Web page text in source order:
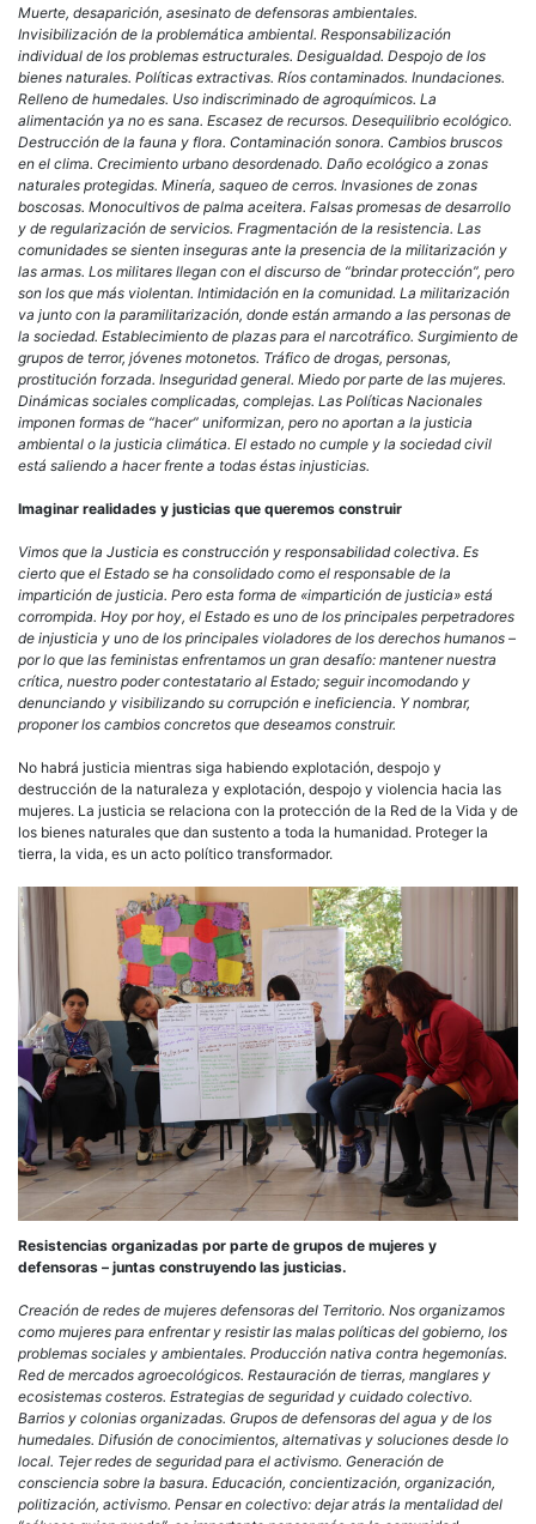
Muerte, desaparición, asesinato de defensoras ambientales.
Invisibilización de la problemática ambiental. Responsabilización
individual de los problemas estructurales. Desigualdad. Despojo de los
bienes naturales. Políticas extractivas. Ríos contaminados. Inundaciones.
Relleno de humedales. Uso indiscriminado de agroquímicos. La
alimentación ya no es sana. Escasez de recursos. Desequilibrio ecológico.
Destrucción de la fauna y flora. Contaminación sonora. Cambios bruscos
en el clima. Crecimiento urbano desordenado. Daño ecológico a zonas
naturales protegidas. Minería, saqueo de cerros. Invasiones de zonas
boscosas. Monocultivos de palma aceitera. Falsas promesas de desarrollo
y de regularización de servicios. Fragmentación de la resistencia. Las
comunidades se sienten inseguras ante la presencia de la militarización y
las armas. Los militares llegan con el discurso de “brindar protección”, pero
son los que más violentan. Intimidación en la comunidad. La militarización
va junto con la paramilitarización, donde están armando a las personas de
la sociedad. Establecimiento de plazas para el narcotráfico. Surgimiento de
grupos de terror, jóvenes motonetos. Tráfico de drogas, personas,
prostitución forzada. Inseguridad general. Miedo por parte de las mujeres.
Dinámicas sociales complicadas, complejas. Las Políticas Nacionales
imponen formas de “hacer” uniformizan, pero no aportan a la justicia
ambiental o la justicia climática. El estado no cumple y la sociedad civil
está saliendo a hacer frente a todas éstas injusticias.
Imaginar realidades y justicias que queremos construir
Vimos que la Justicia es construcción y responsabilidad colectiva. Es
cierto que el Estado se ha consolidado como el responsable de la
impartición de justicia. Pero esta forma de «impartición de justicia» está
corrompida. Hoy por hoy, el Estado es uno de los principales perpetradores
de injusticia y uno de los principales violadores de los derechos humanos –
por lo que las feministas enfrentamos un gran desafío: mantener nuestra
crítica, nuestro poder contestatario al Estado; seguir incomodando y
denunciando y visibilizando su corrupción e ineficiencia. Y nombrar,
proponer los cambios concretos que deseamos construir.
No habrá justicia mientras siga habiendo explotación, despojo y
destrucción de la naturaleza y explotación, despojo y violencia hacia las
mujeres. La justicia se relaciona con la protección de la Red de la Vida y de
los bienes naturales que dan sustento a toda la humanidad. Proteger la
tierra, la vida, es un acto político transformador.
Resistencias organizadas por parte de grupos de mujeres y
defensoras – juntas construyendo las justicias.
Creación de redes de mujeres defensoras del Territorio. Nos organizamos
como mujeres para enfrentar y resistir las malas políticas del gobierno, los
problemas sociales y ambientales. Producción nativa contra hegemonías.
Red de mercados agroecológicos. Restauración de tierras, manglares y
ecosistemas costeros. Estrategias de seguridad y cuidado colectivo.
Barrios y colonias organizadas. Grupos de defensoras del agua y de los
humedales. Difusión de conocimientos, alternativas y soluciones desde lo
local. Tejer redes de seguridad para el activismo. Generación de
consciencia sobre la basura. Educación, concientización, organización,
politización, activismo. Pensar en colectivo: dejar atrás la mentalidad del